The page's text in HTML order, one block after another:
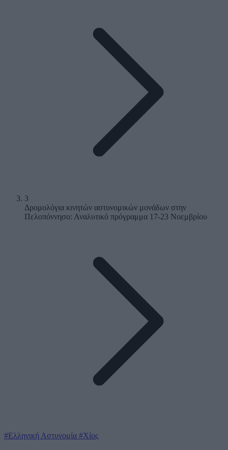
3
Δρομολόγια κινητών αστυνομικών μονάδων στην
Πελοπόννησο: Αναλυτικό πρόγραμμα 17-23 Νοεμβρίου
#Ελληνική Αστυνομία #Χίος